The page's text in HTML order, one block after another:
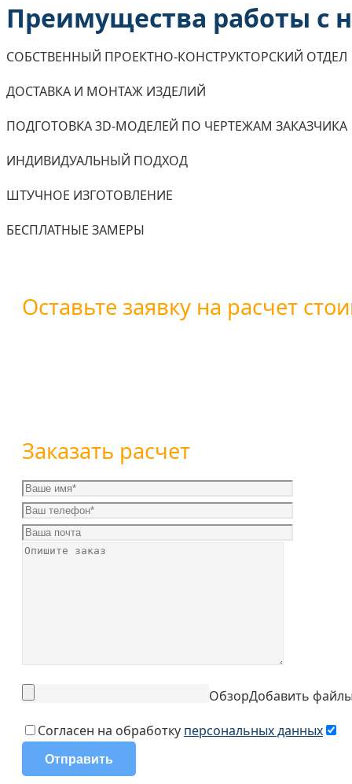
Преимущества работы с
СОБСТВЕННЫЙ ПРОЕКТНО-КОНСТРУКТОРСКИЙ ОТДЕЛ
ДОСТАВКА И МОНТАЖ ИЗДЕЛИЙ
ПОДГОТОВКА 3D-МОДЕЛЕЙ ПО ЧЕРТЕЖАМ ЗАКАЗЧИКА
ИНДИВИДУАЛЬНЫЙ ПОДХОД
ШТУЧНОЕ ИЗГОТОВЛЕНИЕ
БЕСПЛАТНЫЕ ЗАМЕРЫ
Оставьте заявку на расчет
Заказать расчет
ОбзорДобавить
Согласен на обработку персональных данных